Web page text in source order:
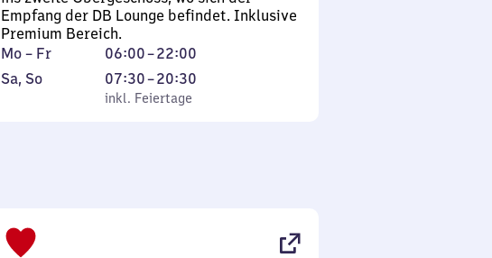
Empfang der DB Lounge befindet. Inklusive
Premium Bereich.
Montag
bis
Mo – Fr 06:00–22:00
Von
6
Uhr
Samstag
Sa, So,
inkl. Feiertage
07:30–20:30
Von
7
inkl. Feiertage